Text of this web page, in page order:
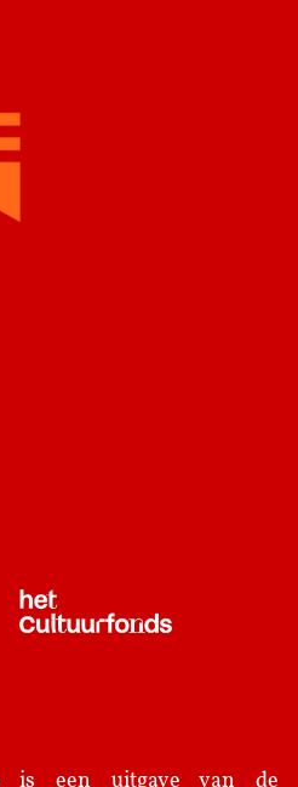
is een uitgave van de